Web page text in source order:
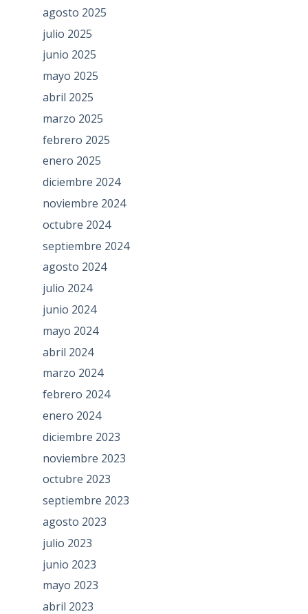
agosto 2025
julio 2025
junio 2025
mayo 2025
abril 2025
marzo 2025
febrero 2025
enero 2025
diciembre 2024
noviembre 2024
octubre 2024
septiembre 2024
agosto 2024
julio 2024
junio 2024
mayo 2024
abril 2024
marzo 2024
febrero 2024
enero 2024
diciembre 2023
noviembre 2023
octubre 2023
septiembre 2023
agosto 2023
julio 2023
junio 2023
mayo 2023
abril 2023